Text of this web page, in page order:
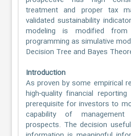
treatment and proper tax
validated sustainability
modeling is modified from
programming as simulative
Decision Tree and Bayes
Introduction
As proven by some empirical
high-quality financial
prerequisite for investors to
capability of
prospects. The decision